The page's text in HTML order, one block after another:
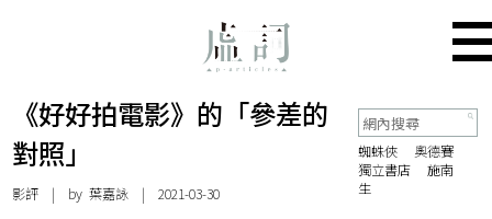
《好好拍電影》的「參差的
對照」
影評 | by葉嘉詠 | 2021-03-30
蜘蛛俠
奧德賽
獨立書店
施南
生